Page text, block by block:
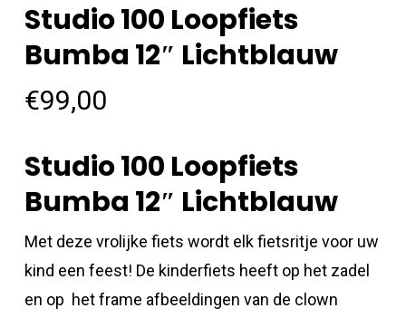
Studio 100 Loopfiets
Bumba 12″ Lichtblauw
€99,00
Studio 100 Loopfiets
Bumba 12″ Lichtblauw
Met deze vrolijke fiets wordt elk fietsritje voor uw
kind een feest! De kinderfiets heeft op het zadel
en op het frame afbeeldingen van de clown